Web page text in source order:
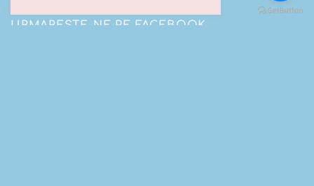
URMARESTE-NE PE FACEBOOK